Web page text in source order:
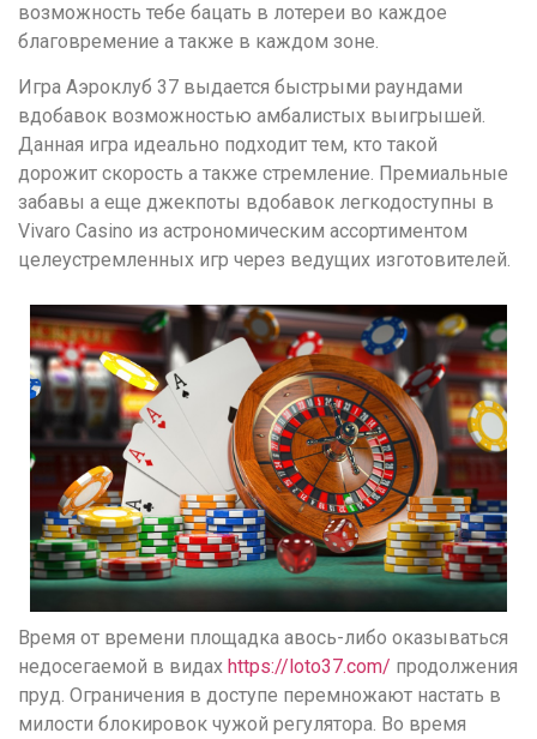
возможность тебе бацать в лотереи во каждое
благовремение а также в каждом зоне.
Игра Аэроклуб 37 выдается быстрыми раундами
вдобавок возможностью амбалистых выигрышей.
Данная игра идеально подходит тем, кто такой
дорожит скорость а также стремление. Премиальные
забавы а еще джекпоты вдобавок легкодоступны в
Vivaro Casino из астрономическим ассортиментом
целеустремленных игр через ведущих изготовителей.
Время от времени площадка авось-либо оказываться
недосегаемой в видах https://loto37.com/ продолжения
пруд. Ограничения в доступе перемножают настать в
милости блокировок чужой регулятора. Во время